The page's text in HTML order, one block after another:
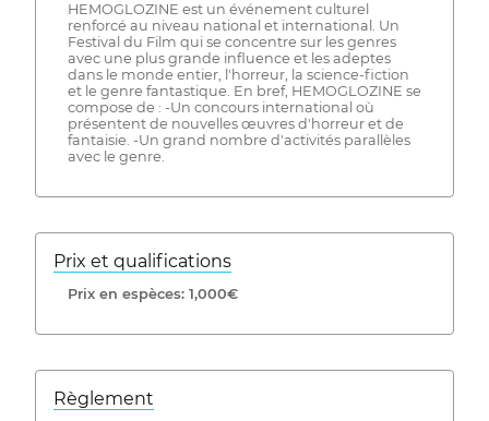
HEMOGLOZINE est un événement culturel
renforcé au niveau national et international. Un
Festival du Film qui se concentre sur les genres
avec une plus grande influence et les adeptes
dans le monde entier, l'horreur, la science-fiction
et le genre fantastique. En bref, HEMOGLOZINE se
compose de : -Un concours international où
présentent de nouvelles œuvres d'horreur et de
fantaisie. -Un grand nombre d'activités parallèles
avec le genre.
Prix ​​et qualifications
Prix ​​en espèces: 1,000€
Règlement